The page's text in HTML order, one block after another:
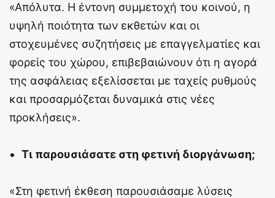
«Απόλυτα. Η έντονη συμμετοχή του κοινού, η
υψηλή ποιότητα των εκθετών και οι
στοχευμένες συζητήσεις με επαγγελματίες και
φορείς του χώρου, επιβεβαιώνουν ότι η αγορά
της ασφάλειας εξελίσσεται με ταχείς ρυθμούς
και προσαρμόζεται δυναμικά στις νέες
προκλήσεις».
Τι παρουσιάσατε στη φετινή διοργάνωση;
«Στη φετινή έκθεση παρουσιάσαμε λύσεις